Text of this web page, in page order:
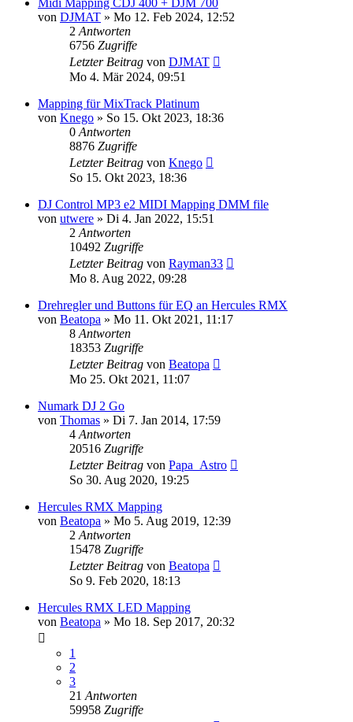
Midi Mapping CDJ 400 + DJM 700
von DJMAT » Mo 12. Feb 2024, 12:52
2 Antworten
6756 Zugriffe
Letzter Beitrag von DJMAT
Mo 4. Mär 2024, 09:51
Mapping für MixTrack Platinum
von Knego » So 15. Okt 2023, 18:36
0 Antworten
8876 Zugriffe
Letzter Beitrag von Knego
So 15. Okt 2023, 18:36
DJ Control MP3 e2 MIDI Mapping DMM file
von utwere » Di 4. Jan 2022, 15:51
2 Antworten
10492 Zugriffe
Letzter Beitrag von Rayman33
Mo 8. Aug 2022, 09:28
Drehregler und Buttons für EQ an Hercules RMX
von Beatopa » Mo 11. Okt 2021, 11:17
8 Antworten
18353 Zugriffe
Letzter Beitrag von Beatopa
Mo 25. Okt 2021, 11:07
Numark DJ 2 Go
von Thomas » Di 7. Jan 2014, 17:59
4 Antworten
20516 Zugriffe
Letzter Beitrag von Papa_Astro
So 30. Aug 2020, 19:25
Hercules RMX Mapping
von Beatopa » Mo 5. Aug 2019, 12:39
2 Antworten
15478 Zugriffe
Letzter Beitrag von Beatopa
So 9. Feb 2020, 18:13
Hercules RMX LED Mapping
von Beatopa » Mo 18. Sep 2017, 20:32
1
2
3
21 Antworten
59958 Zugriffe